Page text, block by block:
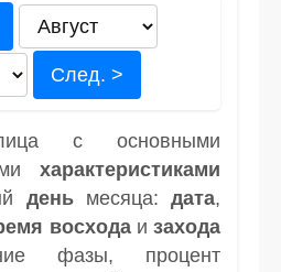
След. >
с основными
характеристиками
деньмесяца:дата,
восходаизахода
фазы, процент